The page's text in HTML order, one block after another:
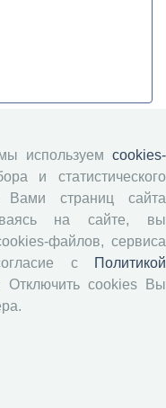
используем cookies-
и статистического
страниц сайта
на сайте, вы
файлов, сервиса
с
Политикой
Отключить cookies Вы